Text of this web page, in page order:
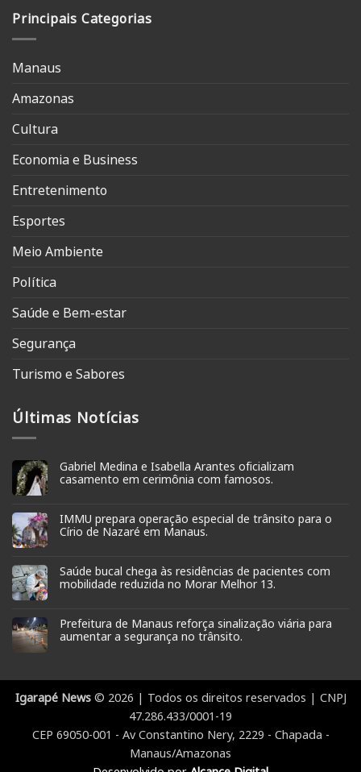
Principais Categorias
Manaus
Amazonas
Cultura
Economia e Business
Entretenimento
Esportes
Meio Ambiente
Política
Saúde e Bem-estar
Segurança
Turismo e Sabores
Últimas Notícias
Gabriel Medina e Isabella Arantes oficializam
casamento em cerimônia com famosos.
IMMU prepara operação especial de trânsito para o
Círio de Nazaré em Manaus.
Saúde bucal chega às residências de pacientes com
mobilidade reduzida no Morar Melhor 13.
Prefeitura de Manaus reforça sinalização viária para
aumentar a segurança no trânsito.
Igarapé News© 2026 | Todos os direitos reservados | CNPJ
47.286.433/0001-19
CEP 69050-001 - Av Constantino Nery, 2229 - Chapada -
Manaus/Amazonas